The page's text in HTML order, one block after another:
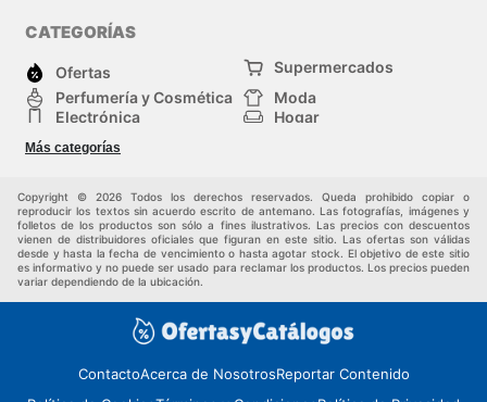
CATEGORÍAS
Ofertas
Supermercados
Perfumería y Cosmética
Moda
Electrónica
Hogar
Deporte
Juguetes y bebés
Más categorías
Copyright © 2026 Todos los derechos reservados. Queda prohibido copiar o
reproducir los textos sin acuerdo escrito de antemano. Las fotografías, imágenes y
folletos de los productos son sólo a fines ilustrativos. Las precios con descuentos
vienen de distribuidores oficiales que figuran en este sitio. Las ofertas son válidas
desde y hasta la fecha de vencimiento o hasta agotar stock. El objetivo de este sitio
es informativo y no puede ser usado para reclamar los productos. Los precios pueden
variar dependiendo de la ubicación.
ContactoAcerca de NosotrosReportar Contenido